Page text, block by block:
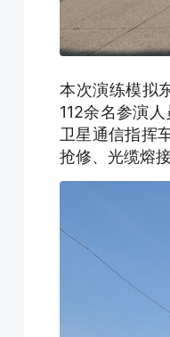
本次演练模拟
112余名参演
卫星通信指挥
抢修、光缆熔